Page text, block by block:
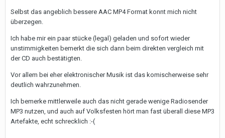
Selbst das angeblich bessere AAC MP4 Format konnt mich nicht
überzegen.
Ich habe mir ein paar stücke (legal) geladen und sofort wieder
unstimmigkeiten bemerkt die sich dann beim direkten vergleich mit
der CD auch bestätigten.
Vor allem bei eher elektronischer Musik ist das komischerweise sehr
deutlich wahrzunehmen.
Ich bemerke mittlerweile auch das nicht gerade wenige Radiosender
MP3 nutzen, und auch auf Volksfesten hört man fast überall diese MP3
Artefakte, echt schrecklich :-(